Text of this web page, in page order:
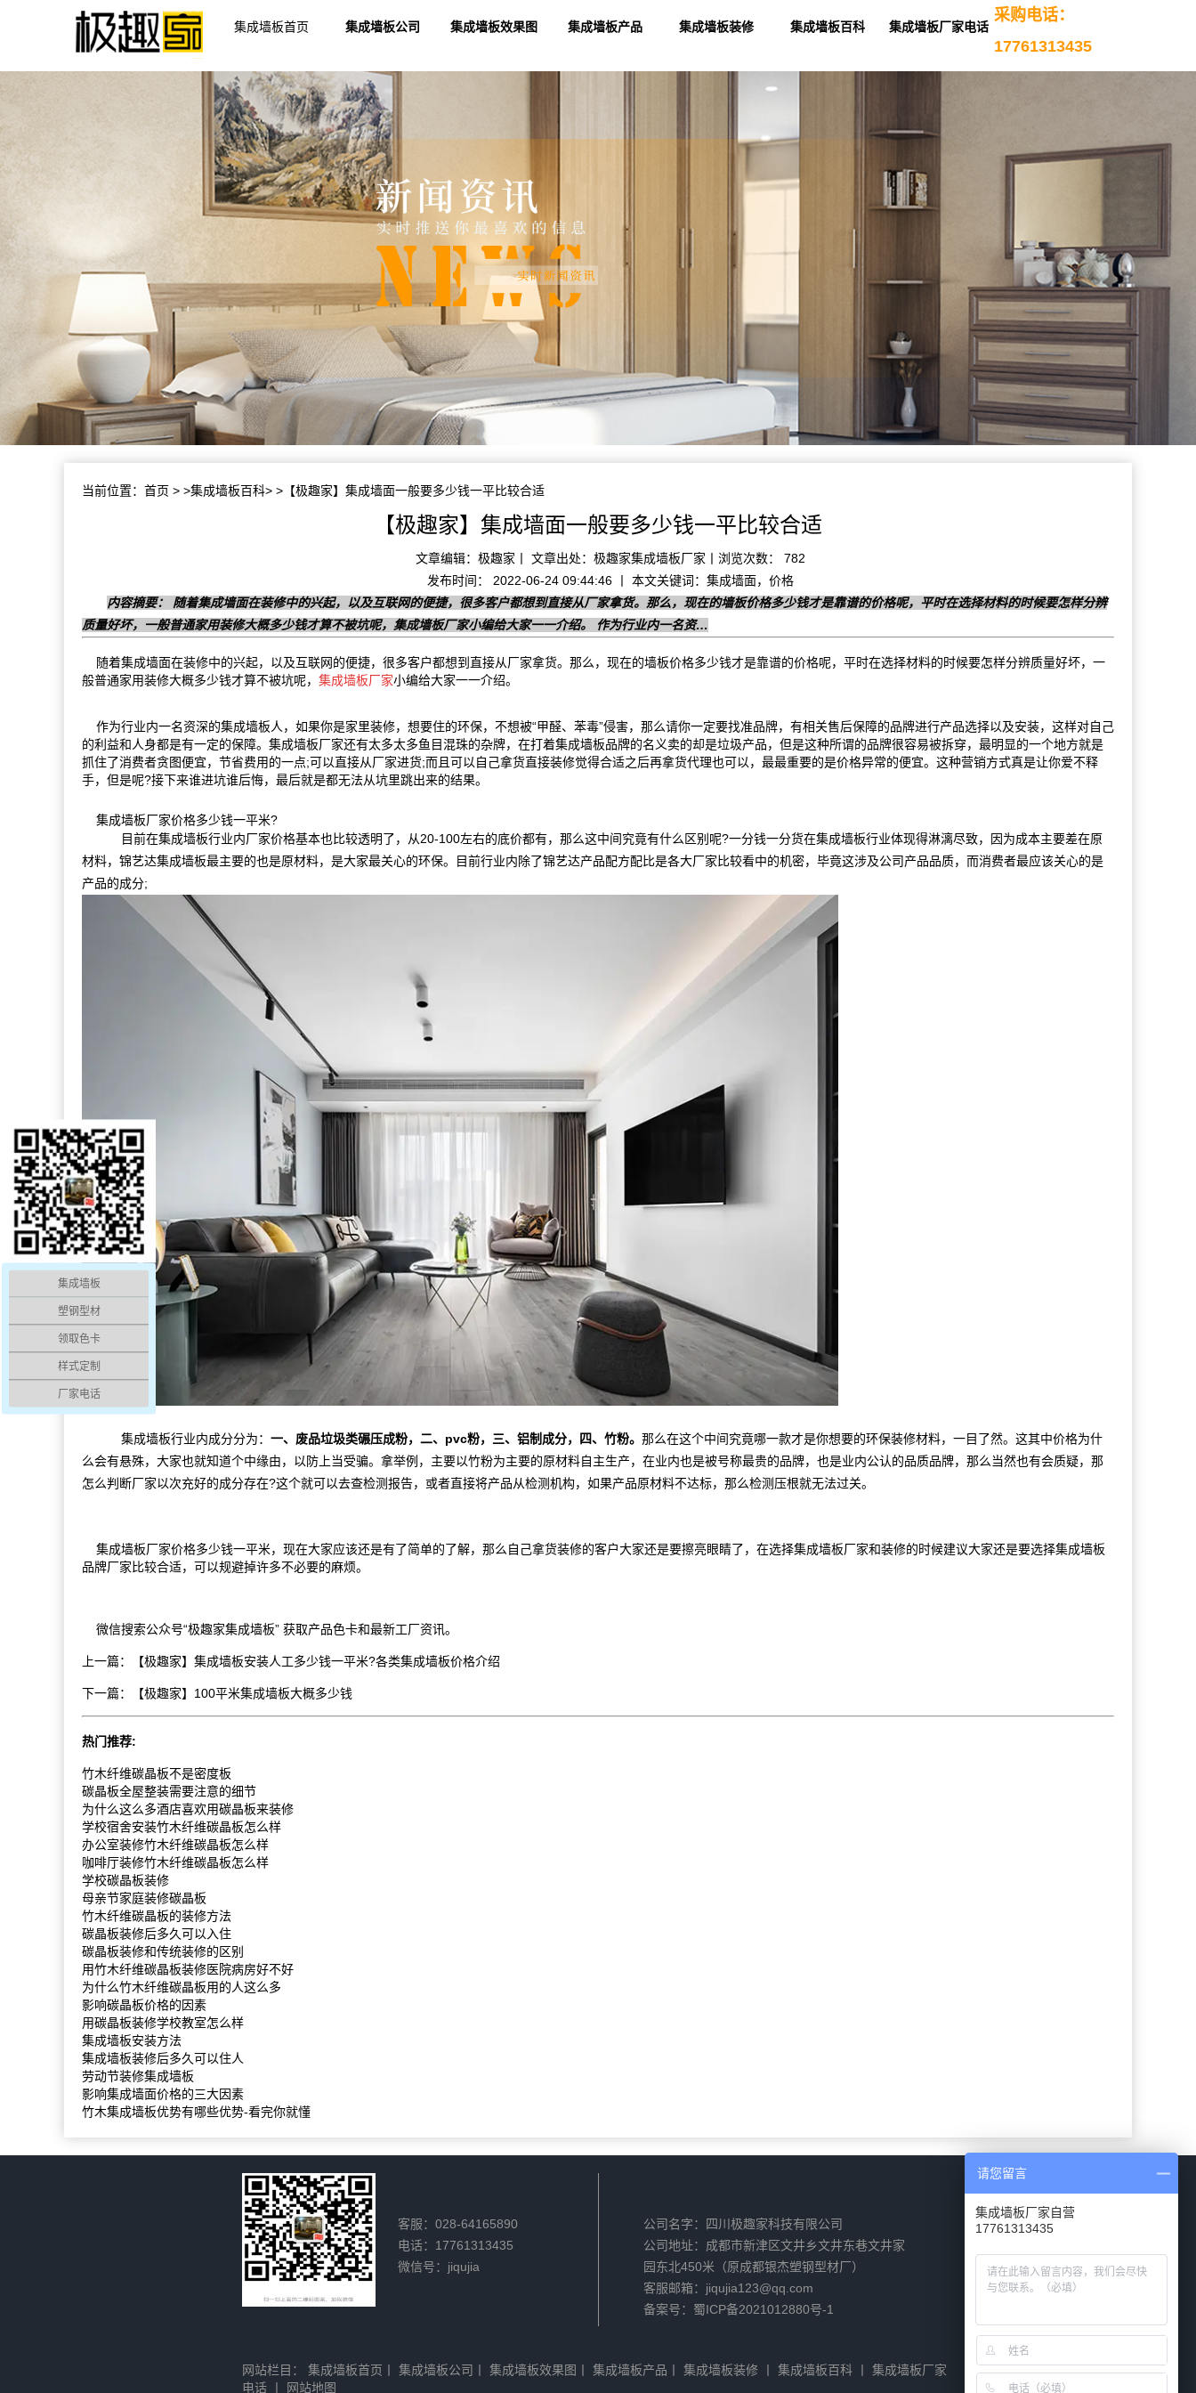
集成墙板首页 集成墙板公司 集成墙板效果图 集成墙板产品 集成墙板装修 集成墙板百科 集成墙板厂家电话
采购电话：
17761313435
当前位置： 首页 > >集成墙板百科> >【极趣家】集成墙面一般要多少钱一平比较合适
【极趣家】集成墙面一般要多少钱一平比较合适
文章编辑：极趣家丨 文章出处：极趣家集成墙板厂家丨浏览次数： 782
发布时间： 2022-06-24 09:44:46 丨 本文关键词：集成墙面，价格
内容摘要： 随着集成墙面在装修中的兴起，以及互联网的便捷，很多客户都想到直接从厂家拿货。那么，现在的墙板价格多少钱才是靠谱的价格呢，平时在选择材料的时候要怎样分辨
质量好坏，一般普通家用装修大概多少钱才算不被坑呢，集成墙板厂家小编给大家一一介绍。 作为行业内一名资…
随着集成墙面在装修中的兴起，以及互联网的便捷，很多客户都想到直接从厂家拿货。那么，现在的墙板价格多少钱才是靠谱的价格呢，平时在选择材料的时候要怎样分辨质量好坏，一
般普通家用装修大概多少钱才算不被坑呢， 集成墙板厂家小编给大家一一介绍。
作为行业内一名资深的集成墙板人，如果你是家里装修，想要住的环保，不想被“甲醛、苯毒”侵害，那么请你一定要找准品牌，有相关售后保障的品牌进行产品选择以及安装，这样对自己
的利益和人身都是有一定的保障。集成墙板厂家还有太多太多鱼目混珠的杂牌，在打着集成墙板品牌的名义卖的却是垃圾产品，但是这种所谓的品牌很容易被拆穿，最明显的一个地方就是
抓住了消费者贪图便宜，节省费用的一点;可以直接从厂家进货;而且可以自己拿货直接装修觉得合适之后再拿货代理也可以，最最重要的是价格异常的便宜。这种营销方式真是让你爱不释
手，但是呢?接下来谁进坑谁后悔，最后就是都无法从坑里跳出来的结果。
集成墙板厂家价格多少钱一平米?
目前在集成墙板行业内厂家价格基本也比较透明了，从20-100左右的底价都有，那么这中间究竟有什么区别呢?一分钱一分货在集成墙板行业体现得淋漓尽致，因为成本主要差在原
材料，锦艺达集成墙板最主要的也是原材料，是大家最关心的环保。目前行业内除了锦艺达产品配方配比是各大厂家比较看中的机密，毕竟这涉及公司产品品质，而消费者最应该关心的是
产品的成分;
集成墙板行业内成分分为： 一、废品垃圾类碾压成粉，二、pvc粉，三、铝制成分，四、竹粉。 那么在这个中间究竟哪一款才是你想要的环保装修材料，一目了然。这其中价格为什
么会有悬殊，大家也就知道个中缘由，以防上当受骗。拿举例，主要以竹粉为主要的原材料自主生产，在业内也是被号称最贵的品牌，也是业内公认的品质品牌，那么当然也有会质疑，那
怎么判断厂家以次充好的成分存在?这个就可以去查检测报告，或者直接将产品从检测机构，如果产品原材料不达标，那么检测压根就无法过关。
集成墙板厂家价格多少钱一平米，现在大家应该还是有了简单的了解，那么自己拿货装修的客户大家还是要擦亮眼睛了，在选择集成墙板厂家和装修的时候建议大家还是要选择集成墙板
品牌厂家比较合适，可以规避掉许多不必要的麻烦。
微信搜索公众号“极趣家集成墙板” 获取产品色卡和最新工厂资讯。
上一篇： 【极趣家】集成墙板安装人工多少钱一平米?各类集成墙板价格介绍
下一篇： 【极趣家】100平米集成墙板大概多少钱
热门推荐:
竹木纤维碳晶板不是密度板
碳晶板全屋整装需要注意的细节
为什么这么多酒店喜欢用碳晶板来装修
学校宿舍安装竹木纤维碳晶板怎么样
办公室装修竹木纤维碳晶板怎么样
咖啡厅装修竹木纤维碳晶板怎么样
学校碳晶板装修
母亲节家庭装修碳晶板
竹木纤维碳晶板的装修方法
碳晶板装修后多久可以入住
碳晶板装修和传统装修的区别
用竹木纤维碳晶板装修医院病房好不好
为什么竹木纤维碳晶板用的人这么多
影响碳晶板价格的因素
用碳晶板装修学校教室怎么样
集成墙板安装方法
集成墙板装修后多久可以住人
劳动节装修集成墙板
影响集成墙面价格的三大因素
竹木集成墙板优势有哪些优势-看完你就懂
客服：028-64165890
电话：17761313435
微信号：jiqujia
公司名字：四川极趣家科技有限公司
公司地址：成都市新津区文井乡文井东巷文井家
园东北450米（原成都银杰塑钢型材厂）
客服邮箱：jiqujia123@qq.com
备案号：蜀ICP备2021012880号-1
网站栏目： 集成墙板首页 集成墙板公司 集成墙板效果图 集成墙板产品 集成墙板装修丨 集成墙板百科丨 集成墙板厂家
电话丨 网站地图
集成墙板
塑钢型材
领取色卡
样式定制
厂家电话
请您留言
集成墙板厂家自营
17761313435